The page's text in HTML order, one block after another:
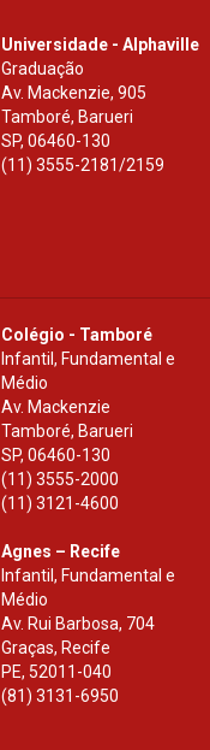
Universidade - Alphaville
Graduação
Av. Mackenzie, 905
Tamboré, Barueri
SP,06460-130
(11) 3555-2181/2159
Colégio - Tamboré
Infantil, Fundamental e
Médio
Av. Mackenzie
Tamboré, Barueri
SP,06460-130
(11) 3555-2000
(11) 3121-4600
Agnes – Recife
Infantil, Fundamental e
Médio
Av. Rui Barbosa, 704
Graças, Recife
PE, 52011-040
(81) 3131-6950